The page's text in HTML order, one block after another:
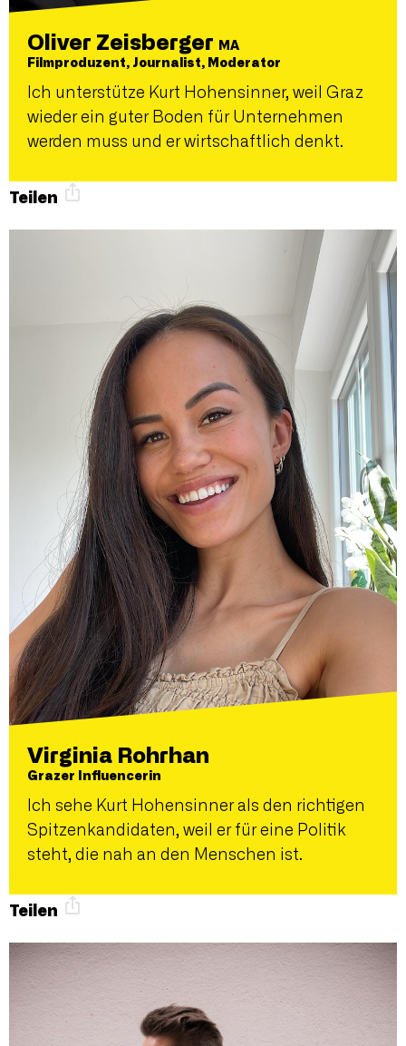
Oliver Zeisberger
MA
Filmproduzent, Journalist, Moderator
Ich unterstütze Kurt Hohensinner, weil Graz
wieder ein guter Boden für Unternehmen
werden muss und er wirtschaftlich denkt.
Teilen
Virginia Rohrhan
Grazer Influencerin
Ich sehe Kurt Hohensinner als den richtigen
Spitzenkandidaten, weil er für eine Politik
steht, die nah an den Menschen ist.
Teilen